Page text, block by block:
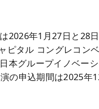
2026年1月27日と28
ピタル コングレコン
本グループイノベー
の申込期間は2025